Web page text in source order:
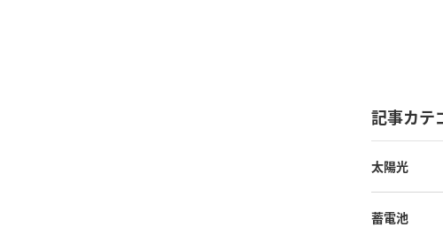
記事カテ
太陽光
蓄電池